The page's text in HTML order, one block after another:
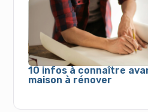
10 infos à connaître
maison à rénover